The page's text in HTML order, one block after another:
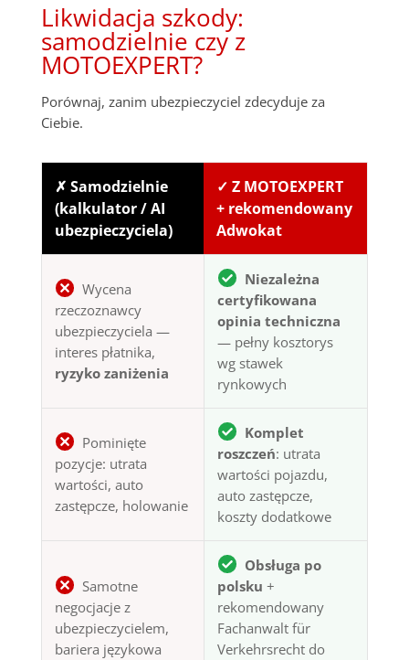
Likwidacja szkody:
samodzielnie czy z
MOTOEXPERT?
Porównaj, zanim ubezpieczyciel zdecyduje za
Ciebie.
✗ Samodzielnie
(kalkulator / AI
ubezpieczyciela)
✓ Z MOTOEXPERT
+ rekomendowany
Adwokat
Wycena
rzeczoznawcy
ubezpieczyciela —
interes płatnika,
ryzyko zaniżenia
Niezależna
certyfikowana
opinia techniczna
— pełny kosztorys
wg stawek
rynkowych
Pominięte
pozycje: utrata
wartości, auto
zastępcze, holowanie
Komplet
roszczeń: utrata
wartości pojazdu,
auto zastępcze,
koszty dodatkowe
Samotne
negocjacje z
ubezpieczycielem,
bariera językowa
Obsługa po
polsku +
rekomendowany
Fachanwalt für
Verkehrsrecht do